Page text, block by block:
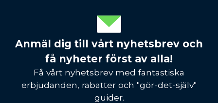
Anmäl dig till vårt nyhetsbrev och
få nyheter först av alla!
Få vårt nyhetsbrev med fantastiska
erbjudanden, rabatter och "gör-det-själv"
guider.